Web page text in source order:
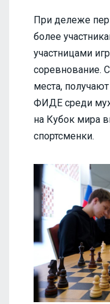
При дележе
более
участницами
соревнование.
места,
ФИДЕ среди
на Кубок мира
спортсменки.